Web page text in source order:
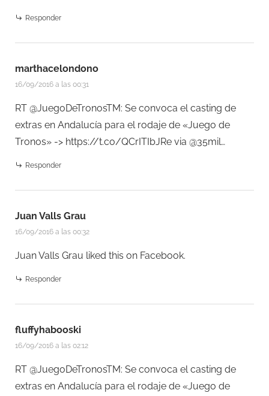
Responder
marthacelondono
16/09/2016 a las 00:31
RT @JuegoDeTronosTM: Se convoca el casting de
extras en Andalucía para el rodaje de «Juego de
Tronos» -> https://t.co/QCrITIbJRe via @35mil…
Responder
Juan Valls Grau
16/09/2016 a las 00:32
Juan Valls Grau liked this on Facebook.
Responder
fluffyhabooski
16/09/2016 a las 02:12
RT @JuegoDeTronosTM: Se convoca el casting de
extras en Andalucía para el rodaje de «Juego de